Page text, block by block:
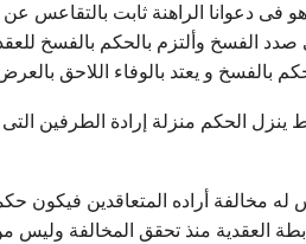
فى دعوانا الراهنة ثابت بالتقاعس عن
صدد الفسخ وألتزم بالحكم بالفسخ
بالفسخ و يعتد بالوفاء اللاحق بالعرض
الحكم منزلة إرادة الطرفين
له مخالفة أراده المتعاقدين فيكون
العقدية منذ تحقق المخالفة وليس